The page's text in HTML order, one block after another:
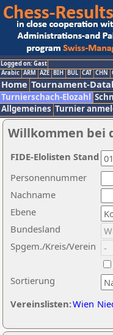
Logged on: Gast
Arabic ARM AZE BIH BUL CAT CHN
Home Tournament-
Turnierschach-Elozahl
Allgemeines Turnier
Willkommen bei
Nachname
Ebene
Sortierung
Personennummer
Bundesland
Spgem./Kreis/Verein
Vereinslisten:Wien
FIDE-Elolisten Stand